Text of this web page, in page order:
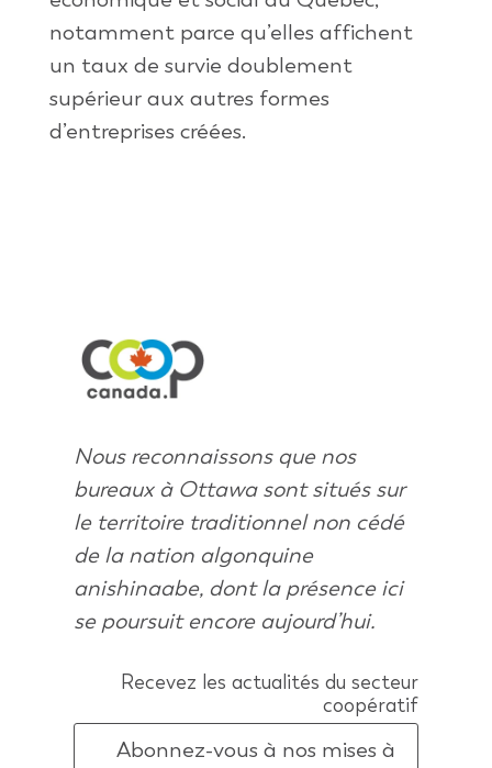
notamment parce qu’elles affichent
un taux de survie doublement
supérieur aux autres formes
d’entreprises créées.
Nous reconnaissons que nos
bureaux à Ottawa sont situés sur
le territoire traditionnel non cédé
de la nation algonquine
anishinaabe, dont la présence ici
se poursuit encore aujourd’hui.
Recevez les actualités du secteur
coopératif
Abonnez-vous à nos mises à